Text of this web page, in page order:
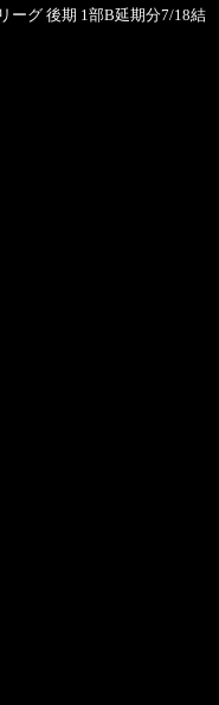
ーグ 後期 1部B延期分7/18結